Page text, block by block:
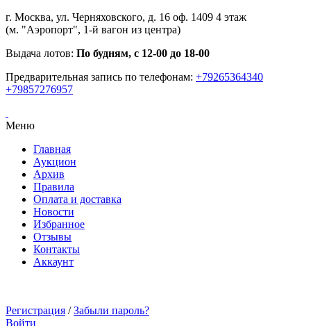
г. Москва, ул. Черняховского, д. 16 оф. 1409 4 этаж
(м. "Аэропорт", 1-й вагон из центра)
Выдача лотов: По будням, с 12-00 до 18-00
Предварительная запись по телефонам: +79265364340
+79857276957
Меню
Главная
Аукцион
Архив
Правила
Оплата и доставка
Новости
Избранное
Отзывы
Контакты
Аккаунт
Регистрация / Забыли пароль?
Войти